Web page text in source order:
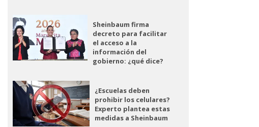
Sheinbaum firma
decreto para facilitar
el acceso a la
información del
gobierno: ¿qué dice?
¿Escuelas deben
prohibir los celulares?
Experto plantea estas
medidas a Sheinbaum